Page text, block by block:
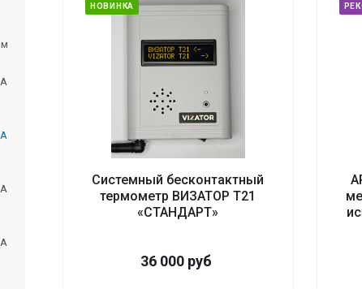
НОВИНКА
Системный бесконтактный
термометр ВИЗАТОР T21
«СТАНДАРТ»
36 000руб